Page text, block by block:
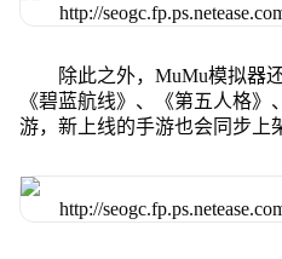
除此之外，MuMu模拟器
《碧蓝航线》、《第五人格
游，新上线的手游也会同步上